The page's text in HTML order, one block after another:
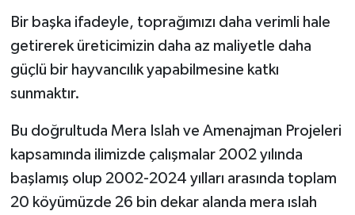
Bir başka ifadeyle, toprağımızı daha verimli hale
getirerek üreticimizin daha az maliyetle daha
güçlü bir hayvancılık yapabilmesine katkı
sunmaktır.
Bu doğrultuda Mera Islah ve Amenajman Projeleri
kapsamında ilimizde çalışmalar 2002 yılında
başlamış olup 2002-2024 yılları arasında toplam
20 köyümüzde 26 bin dekar alanda mera ıslah